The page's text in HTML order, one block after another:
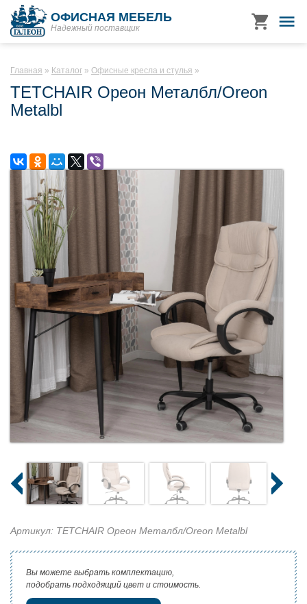
ОФИСНАЯ МЕБЕЛЬ
Надежный поставщик
Главная Каталог Офисные кресла и стулья
TETCHAIR Ореон Металбл/Oreon
Metalbl
Артикул: TETCHAIR Ореон Металбл/Oreon Metalbl
Вы можете выбрать комплектацию,
подобрать подходящий цвет и стоимость.